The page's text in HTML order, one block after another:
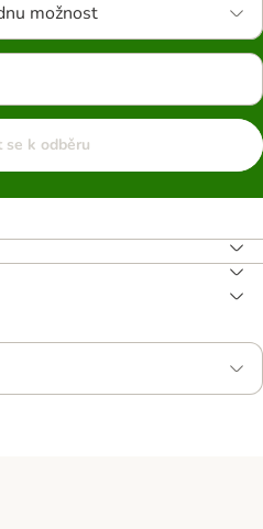
možnost
se k odběru